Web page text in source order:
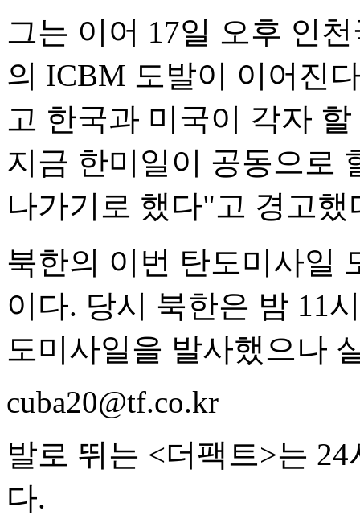
그는 이어 17일 오후 인
의 ICBM 도발이 이어진
고 한국과 미국이 각자
지금 한미일이 공동으로
나가기로 했다"고 경고했
북한의 이번 탄도미사일
이다. 당시 북한은 밤 11
도미사일을 발사했으나
cuba20@tf.co.kr
발로 뛰는 <더팩트>는
다.